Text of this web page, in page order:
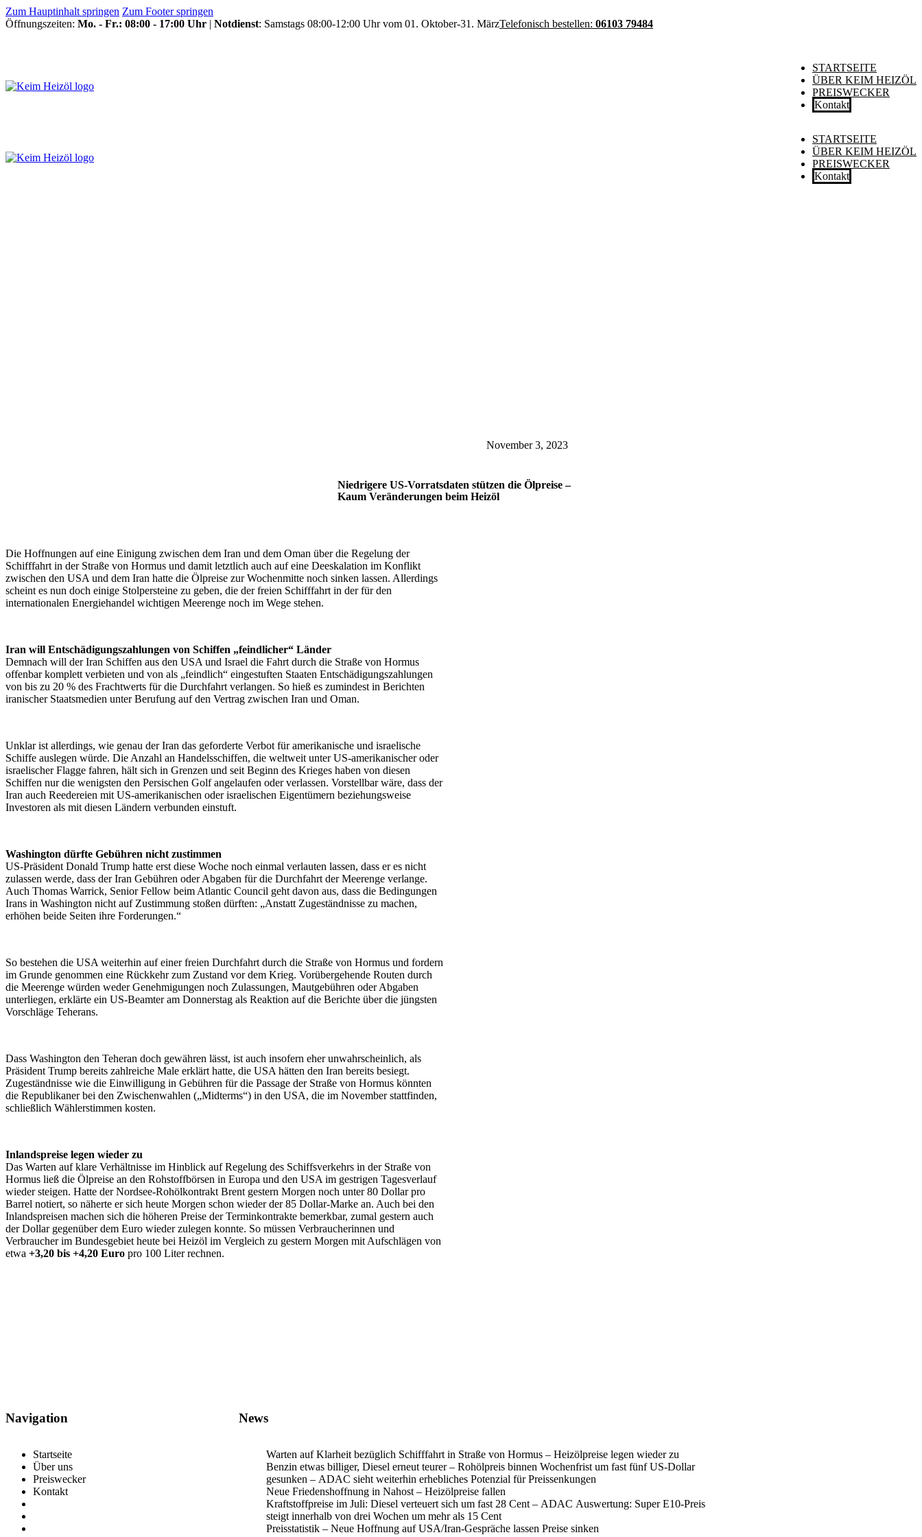
Zum Hauptinhalt springen Zum Footer springen
Öffnungszeiten: Mo. - Fr.: 08:00 - 17:00 Uhr | Notdienst: Samstags 08:00-12:00 Uhr vom 01. Oktober-31. MärzTelefonisch bestellen: 06103 79484
STARTSEITE
ÜBER KEIM HEIZÖL
PREISWECKER
Kontakt
STARTSEITE
ÜBER KEIM HEIZÖL
PREISWECKER
Kontakt
Niedrigere US-Vorratsdaten stützen die Ölpreise –
Kaum Veränderungen beim Heizöl
November 3, 2023
Die Hoffnungen auf eine Einigung zwischen dem Iran und dem Oman über die Regelung der
Schifffahrt in der Straße von Hormus und damit letztlich auch auf eine Deeskalation im Konflikt
zwischen den USA und dem Iran hatte die Ölpreise zur Wochenmitte noch sinken lassen. Allerdings
scheint es nun doch einige Stolpersteine zu geben, die der freien Schifffahrt in der für den
internationalen Energiehandel wichtigen Meerenge noch im Wege stehen.
Iran will Entschädigungszahlungen von Schiffen „feindlicher“ Länder
Demnach will der Iran Schiffen aus den USA und Israel die Fahrt durch die Straße von Hormus
offenbar komplett verbieten und von als „feindlich“ eingestuften Staaten Entschädigungszahlungen
von bis zu 20 % des Frachtwerts für die Durchfahrt verlangen. So hieß es zumindest in Berichten
iranischer Staatsmedien unter Berufung auf den Vertrag zwischen Iran und Oman.
Unklar ist allerdings, wie genau der Iran das geforderte Verbot für amerikanische und israelische
Schiffe auslegen würde. Die Anzahl an Handelsschiffen, die weltweit unter US-amerikanischer oder
israelischer Flagge fahren, hält sich in Grenzen und seit Beginn des Krieges haben von diesen
Schiffen nur die wenigsten den Persischen Golf angelaufen oder verlassen. Vorstellbar wäre, dass der
Iran auch Reedereien mit US-amerikanischen oder israelischen Eigentümern beziehungsweise
Investoren als mit diesen Ländern verbunden einstuft.
Washington dürfte Gebühren nicht zustimmen
US-Präsident Donald Trump hatte erst diese Woche noch einmal verlauten lassen, dass er es nicht
zulassen werde, dass der Iran Gebühren oder Abgaben für die Durchfahrt der Meerenge verlange.
Auch Thomas Warrick, Senior Fellow beim Atlantic Council geht davon aus, dass die Bedingungen
Irans in Washington nicht auf Zustimmung stoßen dürften: „Anstatt Zugeständnisse zu machen,
erhöhen beide Seiten ihre Forderungen.“
So bestehen die USA weiterhin auf einer freien Durchfahrt durch die Straße von Hormus und fordern
im Grunde genommen eine Rückkehr zum Zustand vor dem Krieg. Vorübergehende Routen durch
die Meerenge würden weder Genehmigungen noch Zulassungen, Mautgebühren oder Abgaben
unterliegen, erklärte ein US-Beamter am Donnerstag als Reaktion auf die Berichte über die jüngsten
Vorschläge Teherans.
Dass Washington den Teheran doch gewähren lässt, ist auch insofern eher unwahrscheinlich, als
Präsident Trump bereits zahlreiche Male erklärt hatte, die USA hätten den Iran bereits besiegt.
Zugeständnisse wie die Einwilligung in Gebühren für die Passage der Straße von Hormus könnten
die Republikaner bei den Zwischenwahlen („Midterms“) in den USA, die im November stattfinden,
schließlich Wählerstimmen kosten.
Inlandspreise legen wieder zu
Das Warten auf klare Verhältnisse im Hinblick auf Regelung des Schiffsverkehrs in der Straße von
Hormus ließ die Ölpreise an den Rohstoffbörsen in Europa und den USA im gestrigen Tagesverlauf
wieder steigen. Hatte der Nordsee-Rohölkontrakt Brent gestern Morgen noch unter 80 Dollar pro
Barrel notiert, so näherte er sich heute Morgen schon wieder der 85 Dollar-Marke an. Auch bei den
Inlandspreisen machen sich die höheren Preise der Terminkontrakte bemerkbar, zumal gestern auch
der Dollar gegenüber dem Euro wieder zulegen konnte. So müssen Verbraucherinnen und
Verbraucher im Bundesgebiet heute bei Heizöl im Vergleich zu gestern Morgen mit Aufschlägen von
etwa +3,20 bis +4,20 Euro pro 100 Liter rechnen.
Navigation
Startseite
Über uns
Preiswecker
Kontakt
News
Warten auf Klarheit bezüglich Schifffahrt in Straße von Hormus – Heizölpreise legen wieder zu
Benzin etwas billiger, Diesel erneut teurer – Rohölpreis binnen Wochenfrist um fast fünf US-Dollar
gesunken – ADAC sieht weiterhin erhebliches Potenzial für Preissenkungen
Neue Friedenshoffnung in Nahost – Heizölpreise fallen
Kraftstoffpreise im Juli: Diesel verteuert sich um fast 28 Cent – ADAC Auswertung: Super E10-Preis
steigt innerhalb von drei Wochen um mehr als 15 Cent
Preisstatistik – Neue Hoffnung auf USA/Iran-Gespräche lassen Preise sinken